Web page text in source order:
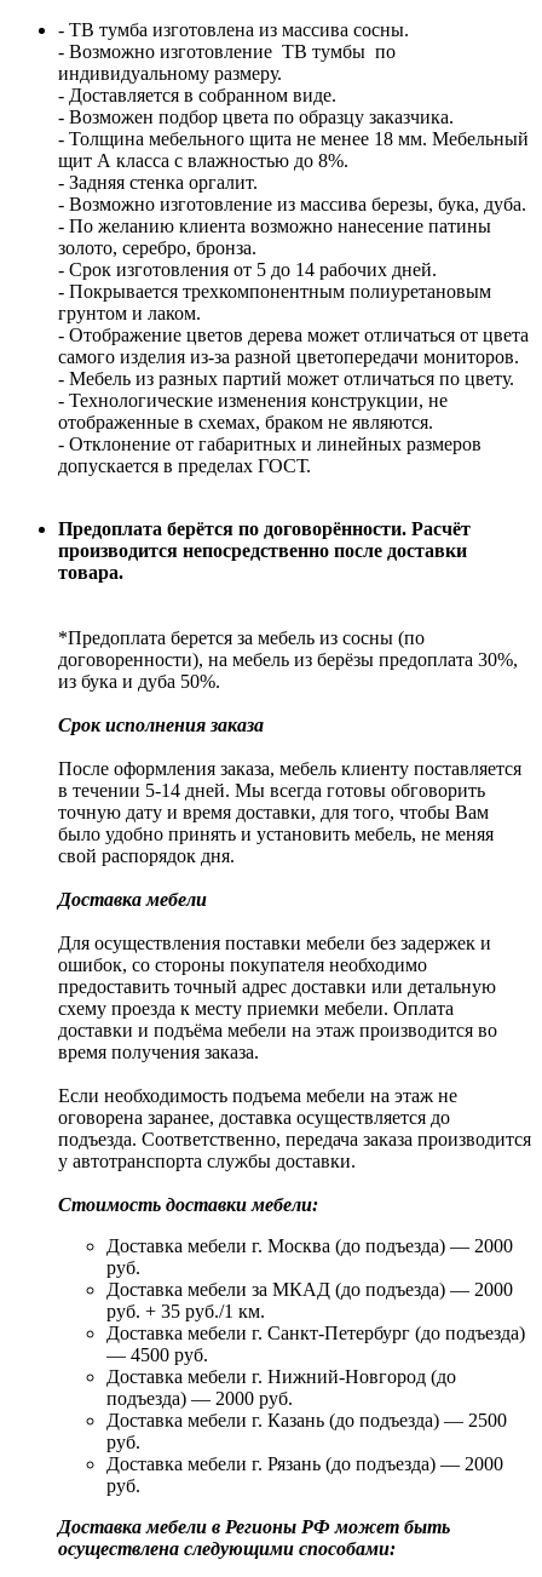
- ТВ тумба изготовлена из массива сосны.
- Возможно изготовление ТВ тумбы по
индивидуальному размеру.
- Доставляется в собранном виде.
- Возможен подбор цвета по образцу заказчика.
- Толщина мебельного щита не менее 18 мм. Мебельный
щит А класса с влажностью до 8%.
- Задняя стенка оргалит.
- Возможно изготовление из массива березы, бука, дуба.
- По желанию клиента возможно нанесение патины
золото, серебро, бронза.
- Срок изготовления от 5 до 14 рабочих дней.
- Покрывается трехкомпонентным полиуретановым
грунтом и лаком.
- Отображение цветов дерева может отличаться от цвета
самого изделия из-за разной цветопередачи мониторов.
- Мебель из разных партий может отличаться по цвету.
- Технологические изменения конструкции, не
отображенные в схемах, браком не являются.
- Отклонение от габаритных и линейных размеров
допускается в пределах ГОСТ.
Предоплата берётся по договорённости. Расчёт
производится непосредственно после доставки
товара.
*Предоплата берется за мебель из сосны (по
договоренности), на мебель из берёзы предоплата 30%,
из бука и дуба 50%.
Срок исполнения заказа
После оформления заказа, мебель клиенту поставляется
в течении 5-14 дней. Мы всегда готовы обговорить
точную дату и время доставки, для того, чтобы Вам
было удобно принять и установить мебель, не меняя
свой распорядок дня.
Доставка мебели
Для осуществления поставки мебели без задержек и
ошибок, со стороны покупателя необходимо
предоставить точный адрес доставки или детальную
схему проезда к месту приемки мебели. Оплата
доставки и подъёма мебели на этаж производится во
время получения заказа.
Если необходимость подъема мебели на этаж не
оговорена заранее, доставка осуществляется до
подъезда. Соответственно, передача заказа производится
у автотранспорта службы доставки.
Стоимость доставки мебели:
Доставка мебели г. Москва (до подъезда) — 2000
руб.
Доставка мебели за МКАД (до подъезда) — 2000
руб. + 35 руб./1 км.
Доставка мебели г. Санкт-Петербург (до подъезда)
— 4500 руб.
Доставка мебели г. Нижний-Новгород (до
подъезда) — 2000 руб.
Доставка мебели г. Казань (до подъезда) — 2500
руб.
Доставка мебели г. Рязань (до подъезда) — 2000
руб.
Доставка мебели в Регионы РФ может быть
осуществлена следующими способами: